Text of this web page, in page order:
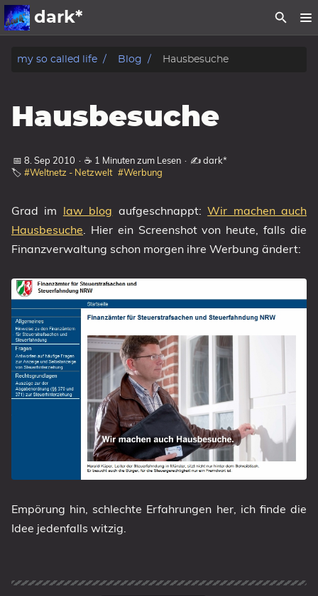
dark*
Archiv
Kategorien
my so called life Blog Hausbesuche
Hausbesuche
📅 8. Sep 2010 · ☕ 1 Minuten zum Lesen · ✍️ dark*
🏷️ #Weltnetz - Netzwelt #Werbung
Grad im law blog aufgeschnappt:Wir machen auch
Hausbesuche. Hier ein Screenshot von heute, falls die
Finanzverwaltung schon morgen ihre Werbung ändert:
Empörung hin, schlechte Erfahrungen her, ich finde die
Idee jedenfalls witzig.